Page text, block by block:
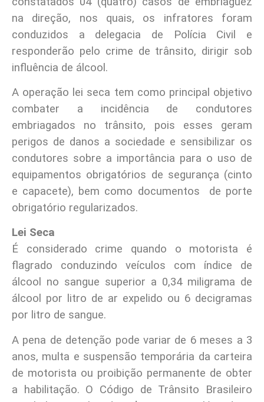
na direção, nos quais, os infratores foram
conduzidos a delegacia de Polícia Civil e
responderão pelo crime de trânsito, dirigir sob
influência de álcool.
A operação lei seca tem como principal objetivo
combater a incidência de condutores
embriagados no trânsito, pois esses geram
perigos de danos a sociedade e sensibilizar os
condutores sobre a importância para o uso de
equipamentos obrigatórios de segurança (cinto
e capacete), bem como documentos de porte
obrigatório regularizados.
Lei Seca
É considerado crime quando o motorista é
flagrado conduzindo veículos com índice de
álcool no sangue superior a 0,34 miligrama de
álcool por litro de ar expelido ou 6 decigramas
por litro de sangue.
A pena de detenção pode variar de 6 meses a 3
anos, multa e suspensão temporária da carteira
de motorista ou proibição permanente de obter
a habilitação. O Código de Trânsito Brasileiro